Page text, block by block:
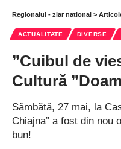
Regionalul - ziar national >
ACTUALITATE DIVERSE
”Cuibul de
Cultură
Sâmbătă, 27 mai, la
Chiajna” a fost din
bun!